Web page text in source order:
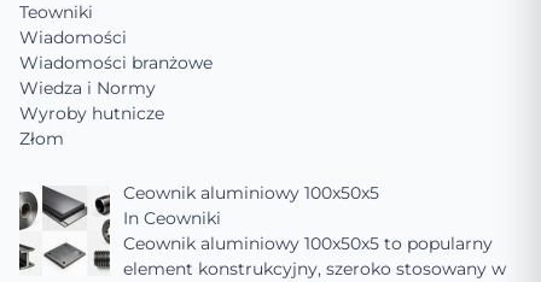
Teowniki
Wiadomości
Wiadomości branżowe
Wiedza i Normy
Wyroby hutnicze
Złom
Ceownik aluminiowy 100x50x5
In Ceowniki
Ceownik aluminiowy 100x50x5 to popularny
element konstrukcyjny, szeroko stosowany w